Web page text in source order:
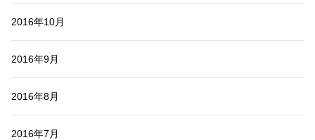
2016年10月
2016年9月
2016年8月
2016年7月